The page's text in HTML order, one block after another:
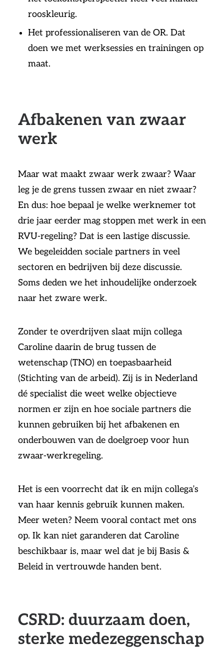
rooskleurig.
Het professionaliseren van de OR. Dat
doen we met werksessies en trainingen op
maat.
Afbakenen van zwaar
werk
Maar wat maakt zwaar werk zwaar? Waar
leg je de grens tussen zwaar en niet zwaar?
En dus: hoe bepaal je welke werknemer tot
drie jaar eerder mag stoppen met werk in een
RVU-regeling? Dat is een lastige discussie.
We begeleidden sociale partners in veel
sectoren en bedrijven bij deze discussie.
Soms deden we het inhoudelijke onderzoek
naar het zware werk.
Zonder te overdrijven slaat mijn collega
Caroline daarin de brug tussen de
wetenschap (TNO) en toepasbaarheid
(Stichting van de arbeid). Zij is in Nederland
dé specialist die weet welke objectieve
normen er zijn en hoe sociale partners die
kunnen gebruiken bij het afbakenen en
onderbouwen van de doelgroep voor hun
zwaar-werkregeling.
Het is een voorrecht dat ik en mijn collega’s
van haar kennis gebruik kunnen maken.
Meer weten? Neem vooral contact met ons
op. Ik kan niet garanderen dat Caroline
beschikbaar is, maar wel dat je bij Basis &
Beleid in vertrouwde handen bent.
CSRD: duurzaam doen,
sterke medezeggenschap